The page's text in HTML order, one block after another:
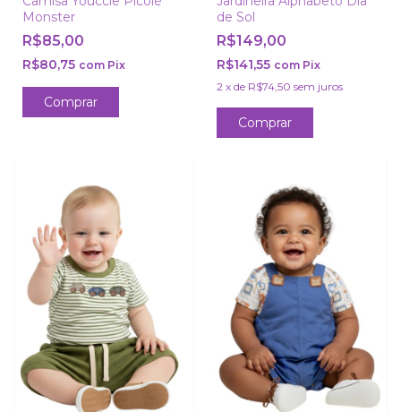
Monster
R$85,00
R$80,75 com Pix
Comprar
de Sol
R$149,00
R$141,55 com Pix
2 x de R$74,50 sem juros
Comprar